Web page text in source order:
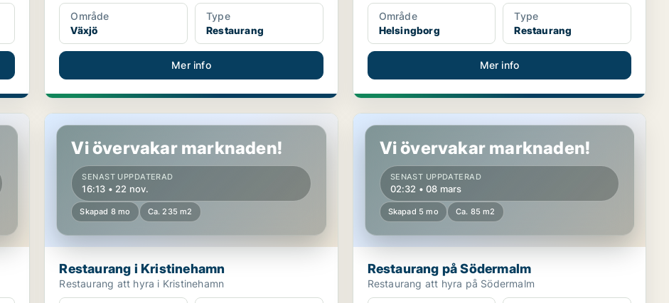
Område
Växjö
Type
Restaurang
Mer info
Område
Helsingborg
Type
Restaurang
Mer info
Restaurang i Kristinehamn
Vi övervakar marknaden!
SENAST UPPDATERAD
16:13 • 22 nov.
Skapad 8 mo Ca. 235 m2
Restaurang i Kristinehamn
Restaurang att hyra i Kristinehamn
Restaurang på Södermalm
Vi övervakar marknaden!
SENAST UPPDATERAD
02:32 • 08 mars
Skapad 5 mo Ca. 85 m2
Restaurang på Södermalm
Restaurang att hyra på Södermalm